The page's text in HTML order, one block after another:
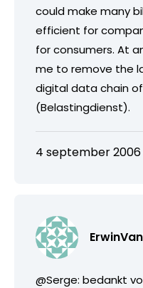
could make many
efficient for
for consumers. At
me to remove the
digital data chain
(Belastingdienst).
4 september 2006
@Serge: bedankt